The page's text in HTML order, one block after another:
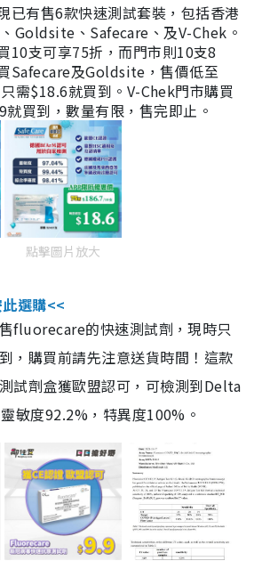
已有售6款快速測試套裝，包括香港
Goldsite、Safecare、及V-Chek。
10支可享75折，而門市則10支8
Safecare及Goldsite，售價低至
需$18.6就買到。V-Chek門市購買
買到，數量有限，售完即止。
點擊圖片放大
選購<<
fluorecare的快速測試劑，現時只
，購買前請先注意送貨時間！這款
試劑盒獲歐盟認可，可檢測到Delta
敏度92.2%，特異度100%。